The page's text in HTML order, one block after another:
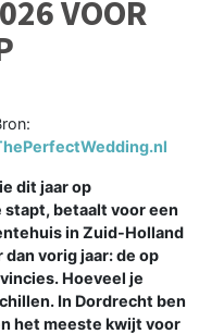
VOOR
dit jaar op
betaalt voor een
in Zuid-Holland
vorig jaar: de op
Hoeveel je
In Dordrecht ben
het meeste kwijt voor